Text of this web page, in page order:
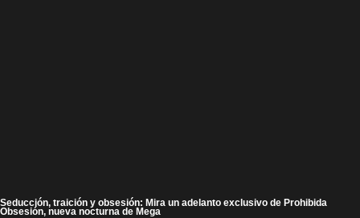
Seducción, traición y obsesión: Mira un adelanto exclusivo de Prohibida
Obsesión, nueva nocturna de Mega